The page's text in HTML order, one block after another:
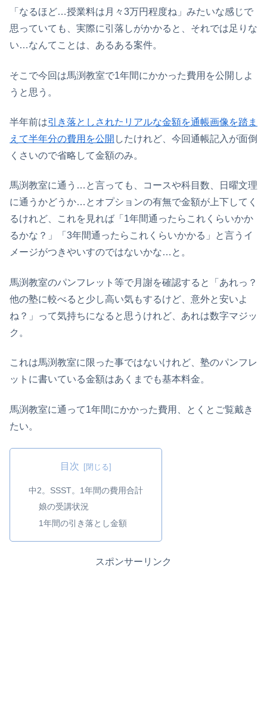
「なるほど…授業料は月々3万円程度ね」みたいな感じで
思っていても、実際に引落しがかかると、それでは足りな
い…なんてことは、あるある案件。
そこで今回は馬渕教室で1年間にかかった費用を公開しよ
うと思う。
半年前は引き落としされたリアルな金額を通帳画像を踏ま
えて半年分の費用を公開 したけれど、今回通帳記入が面倒
くさいので省略して金額のみ。
馬渕教室に通う…と言っても、コースや科目数、日曜文理
に通うかどうか…とオプションの有無で金額が上下してく
るけれど、これを見れば「1年間通ったらこれくらいかか
るかな？」「3年間通ったらこれくらいかかる」と言うイ
メージがつきやいすのではないかな…と。
馬渕教室のパンフレット等で月謝を確認すると「あれっ？
他の塾に較べると少し高い気もするけど、意外と安いよ
ね？」って気持ちになると思うけれど、あれは数字マジッ
ク。
これは馬渕教室に限った事ではないけれど、塾のパンフレ
ットに書いている金額はあくまでも基本料金。
馬渕教室に通って1年間にかかった費用、とくとご覧戴き
たい。
目次
中2。SSST。1年間の費用合計
娘の受講状況
1年間の引き落とし金額
スポンサーリンク